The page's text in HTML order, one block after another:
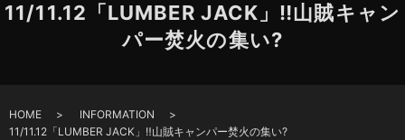
11/11.12「LUMBER JACK」‼️山賊キャン
パー焚火の集い?
HOME
INFORMATION
11/11.12「LUMBER JACK」‼️山賊キャンパー焚火の集い?